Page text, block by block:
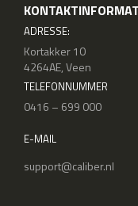
ADRESSE:
Kortakker 10
4264AE, Veen
TELEFONNUMMER
0416 – 699 000
E-MAIL
support@caliber.nl